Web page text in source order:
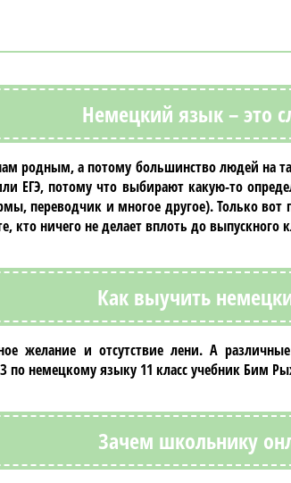
Немецкий язык – это
родным, а потому большинство людей на
ЕГЭ, потому что выбирают какую-то
переводчик и многое другое). Только
кто ничего не делает вплоть до выпускного
Как выучить
желание и отсутствие лени. А
по немецкому языку 11 класс учебник Бим
Зачем школьнику